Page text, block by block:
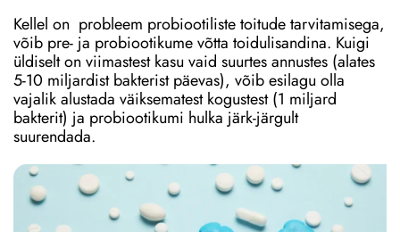
Kellel on probleem probiootiliste toitude tarvitamisega,
võib pre- ja probiootikume võtta toidulisandina. Kuigi
üldiselt on viimastest kasu vaid suurtes annustes (alates
5-10 miljardist bakterist päevas), võib esilagu olla
vajalik alustada väiksematest kogustest (1 miljard
bakterit) ja probiootikumi hulka järk-järgult
suurendada.